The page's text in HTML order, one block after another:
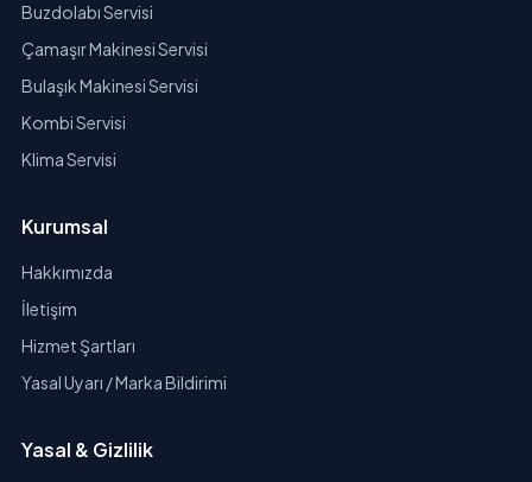
Buzdolabı Servisi
Çamaşır Makinesi Servisi
Bulaşık Makinesi Servisi
Kombi Servisi
Klima Servisi
Kurumsal
Hakkımızda
İletişim
Hizmet Şartları
Yasal Uyarı / Marka Bildirimi
Yasal & Gizlilik